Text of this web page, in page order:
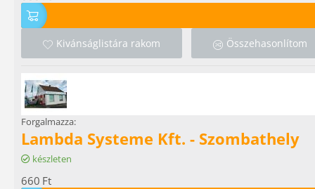
Kivánságlistára rakom Összehasonlítom
Forgalmazza:
Lambda Systeme Kft. - Szombathely
készleten
660 Ft